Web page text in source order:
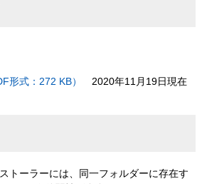
形式：272 KB） 2020年11月19日現在
トーラーには、同一フォルダーに存在す